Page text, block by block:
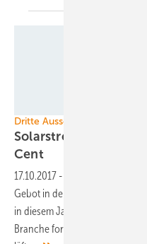
Dritte Ausschreibungsrunde
Solarstrompreis in
Cent
17.10.2017 -
Gebot in der dritten
in diesem Jahr. Damit ist auch
Branche fordert nun um so